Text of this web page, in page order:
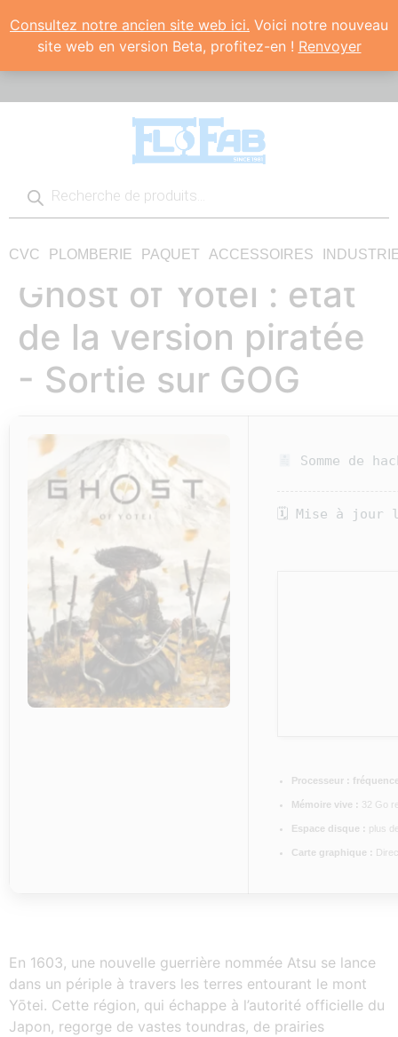
Consultez notre ancien site web ici. Voici notre nouveau
site web en version Beta, profitez-en ! Renvoyer
CVC PLOMBERIE PAQUET ACCESSOIRES
Ghost of Yotei : état
de la version piratée
- Sortie sur GOG
Somme de
🗓 Mise à jour
Processeur :
Mémoire vive : 32 Go
Espace disque : plus
Carte graphique :
En 1603, une nouvelle guerrière nommée Atsu se lance
dans un périple à travers les terres entourant le mont
Yōtei. Cette région, qui échappe à l’autorité officielle du
Japon, regorge de vastes toundras, de prairies